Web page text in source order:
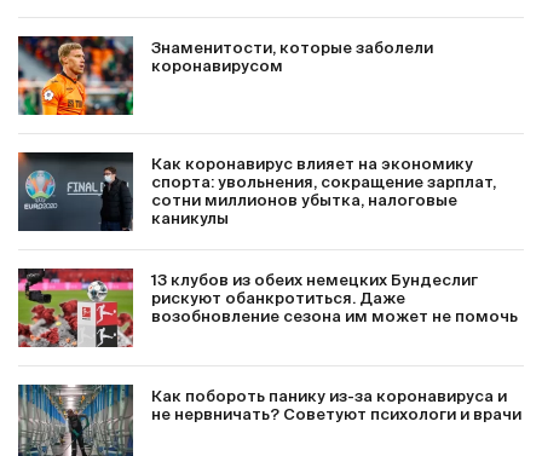
Знаменитости, которые заболели
коронавирусом
Как коронавирус влияет на экономику
спорта: увольнения, сокращение зарплат,
сотни миллионов убытка, налоговые
каникулы
13 клубов из обеих немецких Бундеслиг
рискуют обанкротиться. Даже
возобновление сезона им может не помочь
Как побороть панику из-за коронавируса и
не нервничать? Советуют психологи и врачи